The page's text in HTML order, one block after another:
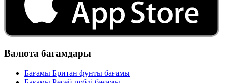
Валюта бағамдары
Бағамы Британ фунты бағамы